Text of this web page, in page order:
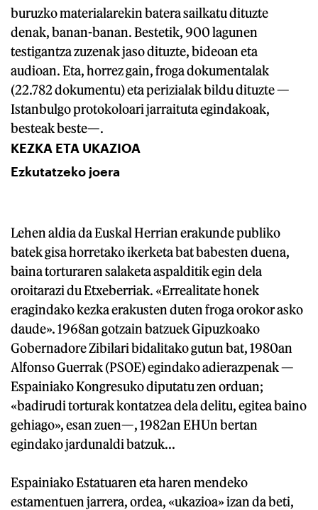
buruzko materialarekin batera sailkatu dituzte
denak, banan-banan. Bestetik, 900 lagunen
testigantza zuzenak jaso dituzte, bideoan eta
audioan. Eta, horrez gain, froga dokumentalak
(22.782 dokumentu) eta perizialak bildu dituzte —
Istanbulgo protokoloari jarraituta egindakoak,
besteak beste—.
KEZKA ETA UKAZIOA
Ezkutatzeko joera
Lehen aldia da Euskal Herrian erakunde publiko
batek gisa horretako ikerketa bat babesten duena,
baina torturaren salaketa aspalditik egin dela
oroitarazi du Etxeberriak. «Errealitate honek
eragindako kezka erakusten duten froga orokor asko
daude». 1968an gotzain batzuek Gipuzkoako
Gobernadore Zibilari bidalitako gutun bat, 1980an
Alfonso Guerrak (PSOE) egindako adierazpenak —
Espainiako Kongresuko diputatu zen orduan;
«badirudi torturak kontatzea dela delitu, egitea baino
gehiago», esan zuen—, 1982an EHUn bertan
egindako jardunaldi batzuk...
Espainiako Estatuaren eta haren mendeko
estamentuen jarrera, ordea, «ukazioa» izan da beti,